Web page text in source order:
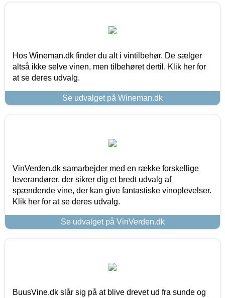
Hos Wineman.dk finder du alt i vintilbehør. De sælger
altså ikke selve vinen, men tilbehøret dertil. Klik her for
at se deres udvalg.
Se udvalget på Wineman.dk
VinVerden.dk samarbejder med en række forskellige
leverandører, der sikrer dig et bredt udvalg af
spændende vine, der kan give fantastiske vinoplevelser.
Klik her for at se deres udvalg.
Se udvalget på VinVerden.dk
BuusVine.dk slår sig på at blive drevet ud fra sunde og